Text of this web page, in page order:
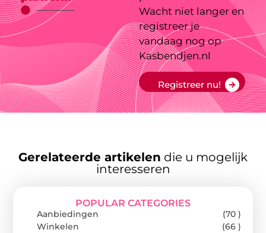
Wacht niet langer en
registreer je
vandaag nog op
Kasbendjen.nl
Registreer nu!
Gerelateerde artikelen die u mogelijk
interesseren
POPULAR CATEGORIES
Aanbiedingen
(70 )
Winkelen
(66 )